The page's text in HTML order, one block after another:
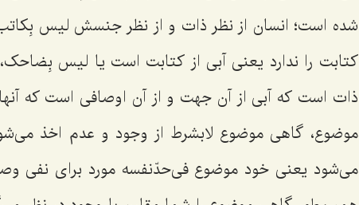
شده است؛ انسان از نظر ذات و از نظر جنسش لیس
كتابت را ندارد یعنى آبى از كتابت است یا لیس
ذات است كه آبى از آن جهت و از آن اوصافى است كه
موضوع، گاهى موضوع لابشرط از وجود و عدم اخذ
می‌شود یعنى خود موضوع فى‌حدّنفسه مورد براى نفى